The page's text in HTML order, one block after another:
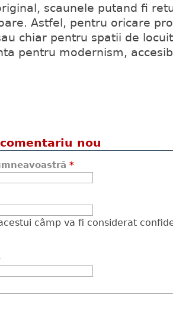
scaunele putand fi
Astfel, pentru oricare
chiar pentru spatii de
pentru modernism,
nou
*
câmp va fi considerat